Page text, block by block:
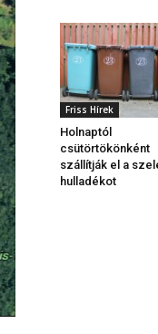
Friss Hírek
Holnaptól
csütörtökönként
szállítják el a
hulladékot